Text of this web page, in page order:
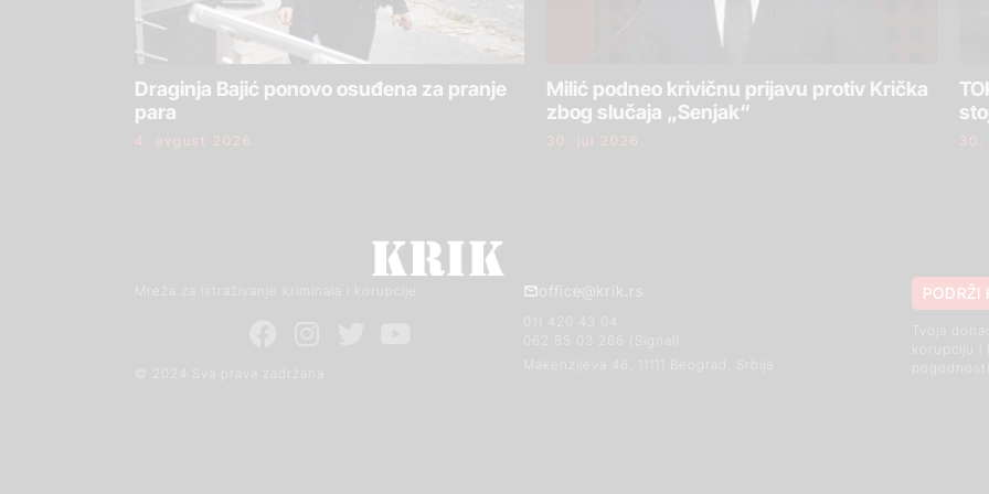
Draginja Bajić ponovo osuđena za pranje
para
4. avgust 2026.
Milić podneo krivičnu prijavu protiv Krička
zbog slučaja „Senjak“
30. jul 2026. 30.
Mreža za istraživanje kriminala i korupcije
© 2024 Sva prava zadržana
office@krik.rs
011 420 43 04
Makenzijeva 46, 11111 Beograd, Srbija
PODRŽI
korupciju i